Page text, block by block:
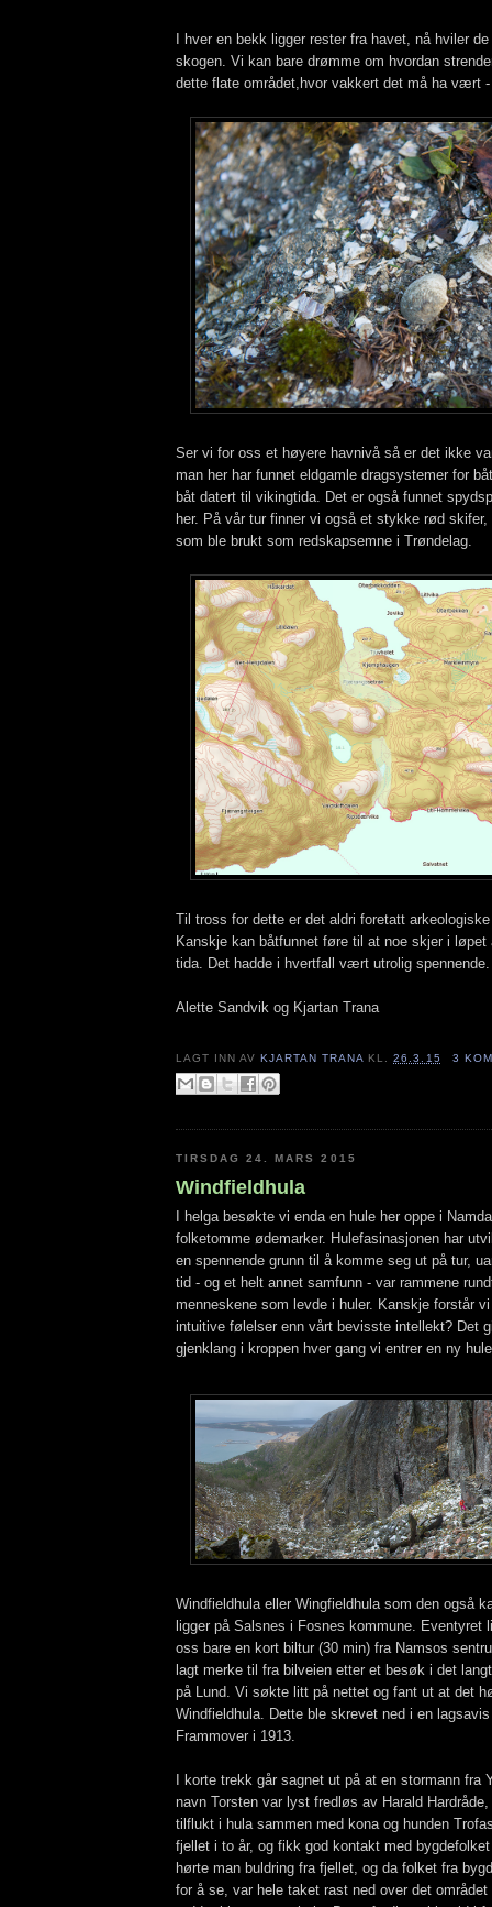
I hver en bekk ligger rester fra havet, nå hviler
skogen. Vi kan bare drømme om hvordan
dette flate området,hvor vakkert det må ha vært
Ser vi for oss et høyere havnivå så er det ikke
man her har funnet eldgamle dragsystemer for
båt datert til vikingtida. Det er også funnet
her. På vår tur finner vi også et stykke rød
som ble brukt som redskapsemne i Trøndelag.
Til tross for dette er det aldri foretatt
Kanskje kan båtfunnet føre til at noe skjer i
tida. Det hadde i hvertfall vært utrolig spennende.
Alette Sandvik og Kjartan Trana
LAGT INN AV KJARTAN TRANA KL.26.3.15 3
TIRSDAG 24. MARS 2015
Windfieldhula
I helga besøkte vi enda en hule her oppe i
folketomme ødemarker. Hulefasinasjonen har
en spennende grunn til å komme seg ut på tur,
tid - og et helt annet samfunn - var rammene
menneskene som levde i huler. Kanskje forstår
intuitive følelser enn vårt bevisste intellekt? Det
gjenklang i kroppen hver gang vi entrer en ny
Windfieldhula eller Wingfieldhula som den også
ligger på Salsnes i Fosnes kommune. Eventyret
oss bare en kort biltur (30 min) fra Namsos
lagt merke til fra bilveien etter et besøk i det
på Lund. Vi søkte litt på nettet og fant ut at det
Windfieldhula. Dette ble skrevet ned i en
Frammover i 1913.
I korte trekk går sagnet ut på at en stormann fra
navn Torsten var lyst fredløs av Harald
tilflukt i hula sammen med kona og hunden
fjellet i to år, og fikk god kontakt med
hørte man buldring fra fjellet, og da folket fra
for å se, var hele taket rast ned over det området